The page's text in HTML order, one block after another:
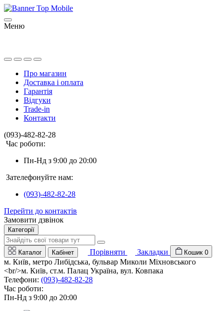
Меню
Про магазин
Доставка і оплата
Гарантія
Відгуки
Trade-in
Контакти
(093)-482-82-28
Час роботи:
Пн-Нд з 9:00 до 20:00
Зателефонуйте нам:
(093)-482-82-28
Перейти до контактів
Замовити дзвінок
Категорії
Каталог Кабінет Порівняти Закладки Кошик 0
м. Київ, метро Либідська, бульвар Миколи Міхновського
<br/>м. Київ, ст.м. Палац Україна, вул. Ковпака
Телефони: (093)-482-82-28
Час роботи:
Пн-Нд з 9:00 до 20:00